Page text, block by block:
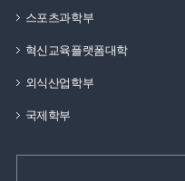
스포츠과학부
혁신교육플랫폼대학
외식산업학부
국제학부